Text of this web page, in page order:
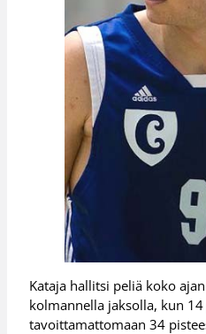
Kataja hallitsi peliä koko
kolmannella jaksolla, kun
tavoittamattomaan 34